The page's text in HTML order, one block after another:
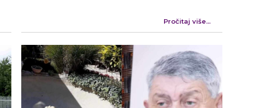
Pročitaj više...